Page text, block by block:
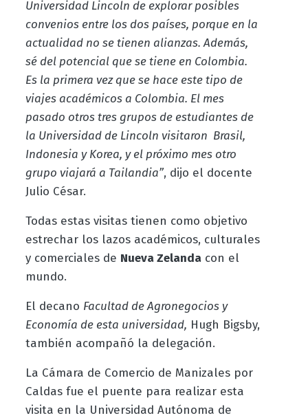
Universidad Lincoln de explorar posibles
convenios entre los dos países, porque en la
actualidad no se tienen alianzas. Además,
sé del potencial que se tiene en Colombia.
Es la primera vez que se hace este tipo de
viajes académicos a Colombia. El mes
pasado otros tres grupos de estudiantes de
la Universidad de Lincoln visitaron Brasil,
Indonesia y Korea, y el próximo mes otro
grupo viajará a Tailandia”, dijo el docente
Julio César.
Todas estas visitas tienen como objetivo
estrechar los lazos académicos, culturales
y comerciales de Nueva Zelandacon el
mundo.
El decano Facultad de Agronegocios y
Economía de esta universidad, Hugh Bigsby,
también acompañó la delegación.
La Cámara de Comercio de Manizales por
Caldas fue el puente para realizar esta
visita en la Universidad Autónoma de